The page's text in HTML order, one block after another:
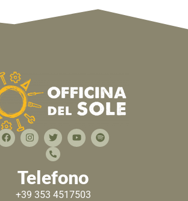
Telefono
+39 353 4517503